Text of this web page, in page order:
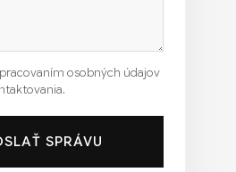
osobných údajov
SPRÁVU